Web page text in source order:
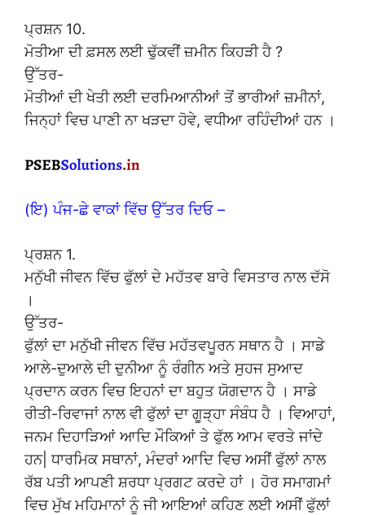
ਪ੍ਰਸ਼ਨ 10.
ਮੋਤੀਆ ਦੀ ਫ਼ਸਲ ਲਈ ਢੁੱਕਵੀਂ ਜ਼ਮੀਨ ਕਿਹੜੀ ਹੈ ?
ਉੱਤਰ-
ਮੋਤੀਆਂ ਦੀ ਖੇਤੀ ਲਈ ਦਰਮਿਆਨੀਆਂ ਤੋਂ ਭਾਰੀਆਂ ਜ਼ਮੀਨਾਂ,
ਜਿਨ੍ਹਾਂ ਵਿਚ ਪਾਣੀ ਨਾ ਖੜਦਾ ਹੋਵੇ, ਵਧੀਆ ਰਹਿੰਦੀਆਂ ਹਨ ।
(ਇ) ਪੰਜ-ਛੇ ਵਾਕਾਂ ਵਿੱਚ ਉੱਤਰ ਦਿਓ –
ਪ੍ਰਸ਼ਨ 1.
ਮਨੁੱਖੀ ਜੀਵਨ ਵਿੱਚ ਫੁੱਲਾਂ ਦੇ ਮਹੱਤਵ ਬਾਰੇ ਵਿਸਤਾਰ ਨਾਲ ਦੱਸੋ
।
ਉੱਤਰ-
ਫੁੱਲਾਂ ਦਾ ਮਨੁੱਖੀ ਜੀਵਨ ਵਿੱਚ ਮਹੱਤਵਪੂਰਨ ਸਥਾਨ ਹੈ । ਸਾਡੇ
ਆਲੇ-ਦੁਆਲੇ ਦੀ ਦੁਨੀਆ ਨੂੰ ਰੰਗੀਨ ਅਤੇ ਸੁਹਜ ਸੁਆਦ
ਪ੍ਰਦਾਨ ਕਰਨ ਵਿਚ ਇਹਨਾਂ ਦਾ ਬਹੁਤ ਯੋਗਦਾਨ ਹੈ । ਸਾਡੇ
ਰੀਤੀ-ਰਿਵਾਜਾਂ ਨਾਲ ਵੀ ਫੁੱਲਾਂ ਦਾ ਗੂੜ੍ਹਾ ਸੰਬੰਧ ਹੈ । ਵਿਆਹਾਂ,
ਜਨਮ ਦਿਹਾੜਿਆਂ ਆਦਿ ਮੌਕਿਆਂ ਤੇ ਫੁੱਲ ਆਮ ਵਰਤੇ ਜਾਂਦੇ
ਹਨ| ਧਾਰਮਿਕ ਸਥਾਨਾਂ, ਮੰਦਰਾਂ ਆਦਿ ਵਿਚ ਅਸੀਂ ਫੁੱਲਾਂ ਨਾਲ
ਰੱਬ ਪਤੀ ਆਪਣੀ ਸ਼ਰਧਾ ਪ੍ਰਗਟ ਕਰਦੇ ਹਾਂ । ਹੋਰ ਸਮਾਗਮਾਂ
ਵਿਚ ਮੁੱਖ ਮਹਿਮਾਨਾਂ ਨੂੰ ਜੀ ਆਇਆਂ ਕਹਿਣ ਲਈ ਅਸੀਂ ਫੁੱਲਾਂ